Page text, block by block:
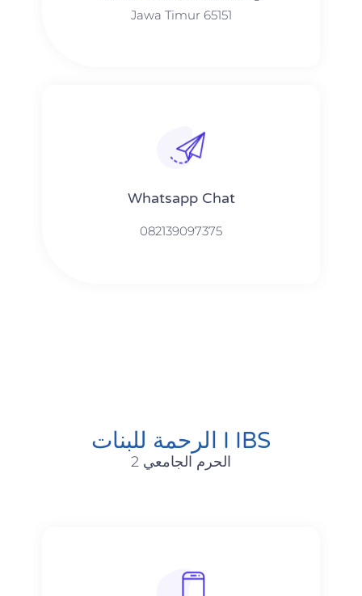
Jawa Timur 65151
Whatsapp Chat
082139097375
الرحمة للبنات I IBS
الحرم الجامعي 2